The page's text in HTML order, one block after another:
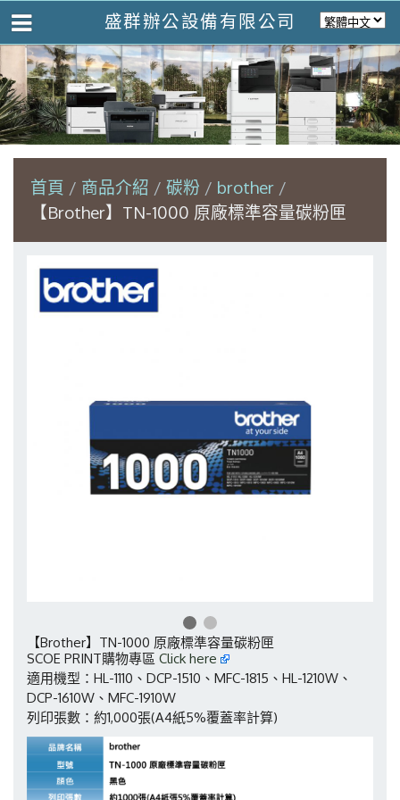
盛群辦公設備有限公司
首頁 商品介紹 碳粉
brother
【Brother】TN-1000 原廠標準容量碳粉匣
【Brother】TN-1000 原廠標準容量碳粉匣
SCOE PRINT購物專區 Click here
適用機型：HL-1110、DCP-1510、MFC-1815、HL-1210W、
DCP-1610W、MFC-1910W
列印張數：約1,000張(A4紙5%覆蓋率計算)